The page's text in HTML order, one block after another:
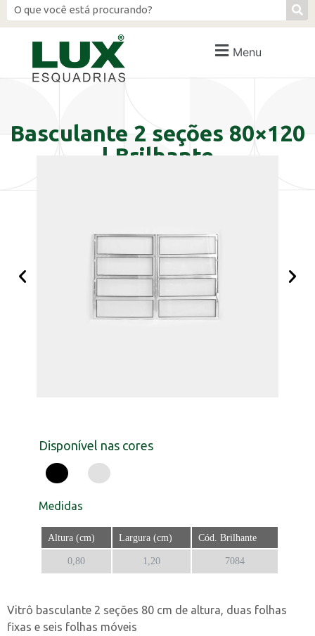
Menu
Basculante 2 seções 80×120
| Brilhante
Disponível nas cores
Medidas
Altura (cm) Largura (cm) Cód. Brilhante
0,80 1,20 7084
Vitrô basculante 2 seções 80 cm de altura, duas folhas
fixas e seis folhas móveis